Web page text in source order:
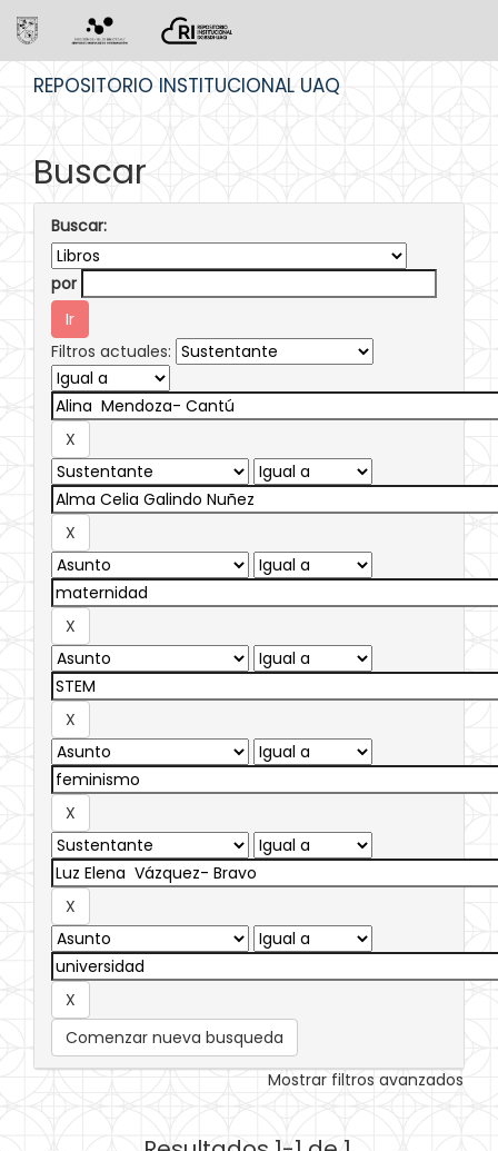
REPOSITORIO INSTITUCIONAL UAQ
Buscar
Buscar:
por
Filtros actuales:
Comenzar nueva busqueda
Mostrar filtros avanzados